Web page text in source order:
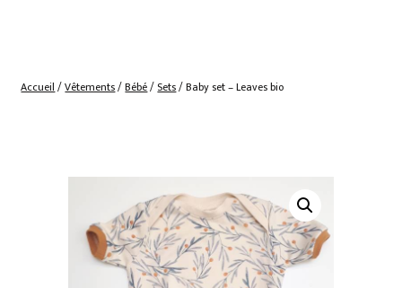
Accueil /Vêtements/Bébé/ Sets/ Baby set – Leaves bio